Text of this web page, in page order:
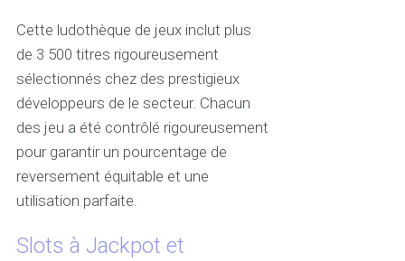
Cette ludothèque de jeux inclut plus
de 3 500 titres rigoureusement
sélectionnés chez des prestigieux
développeurs de le secteur. Chacun
des jeu a été contrôlé rigoureusement
pour garantir un pourcentage de
reversement équitable et une
utilisation parfaite.
Slots à Jackpot et